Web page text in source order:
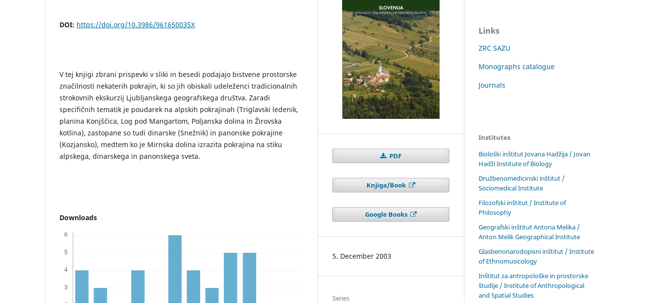
DOI: https://doi.org/10.3986/961650035X
V tej knjigi zbrani prispevki v sliki in besedi podajajo bistvene prostorske
značilnosti nekaterih pokrajin, ki so jih obiskali udeleženci tradicionalnih
strokovnih ekskurzij Ljubljanskega geografskega društva. Zaradi
specifičnih tematik je poudarek na alpskih pokrajinah (Triglavski ledenik,
planina Konjščica, Log pod Mangartom, Poljanska dolina in Žirovska
kotlina), zastopane so tudi dinarske (Snežnik) in panonske pokrajine
(Kozjansko), medtem ko je Mirnska dolina izrazita pokrajina na stiku
alpskega, dinarskega in panonskega sveta.
Downloads
PDF
Knjiga/Book
Google Books
5. December 2003
Series
Links
ZRC SAZU
Monographs catalogue
Journals
Institutes
Biološki inštitut Jovana Hadžija / Jovan
Hadži Institute of Biology
Družbenomedicinski inštitut /
Sociomedical Institute
Filozofski inštitut / Institute of
Philosophy
Geografski inštitut Antona Melika /
Anton Melik Geographical Institute
Glasbenonarodopisni inštitut / Institute
of Ethnomusicology
Inštitut za antropološke in prostorske
študije / Institute of Anthropological
and Spatial Studies